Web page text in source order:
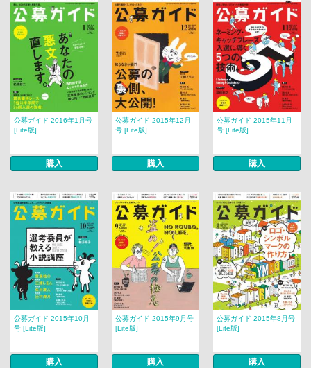
公募ガイド 2016年1月号
[Lite版]
購入
公募ガイド 2015年12月
号 [Lite版]
購入
公募ガイド 2015年11月
号 [Lite版]
購入
公募ガイド 2015年10月
号 [Lite版]
購入
公募ガイド 2015年9月号
[Lite版]
購入
公募ガイド 2015年8月号
[Lite版]
購入